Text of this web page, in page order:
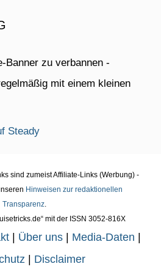
Banner zu verbannen -
mit einem kleinen
sind zumeist Affiliate-Links (Werbung) -
Hinweisen zur redaktionellen
Transparenz
mit der ISSN 3052-816X
| Über uns| Media-Daten |
| Disclaimer